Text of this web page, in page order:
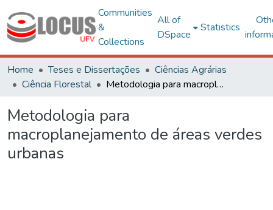
Communities
&
Collections
All of
DSpace
Statistics
Home Teses e Dissertações
Ciências Agrárias
Ciência Florestal
Metodologia para macroplanejamento de áreas verdes urbanas
Metodologia para
macroplanejamento de áreas verdes
urbanas